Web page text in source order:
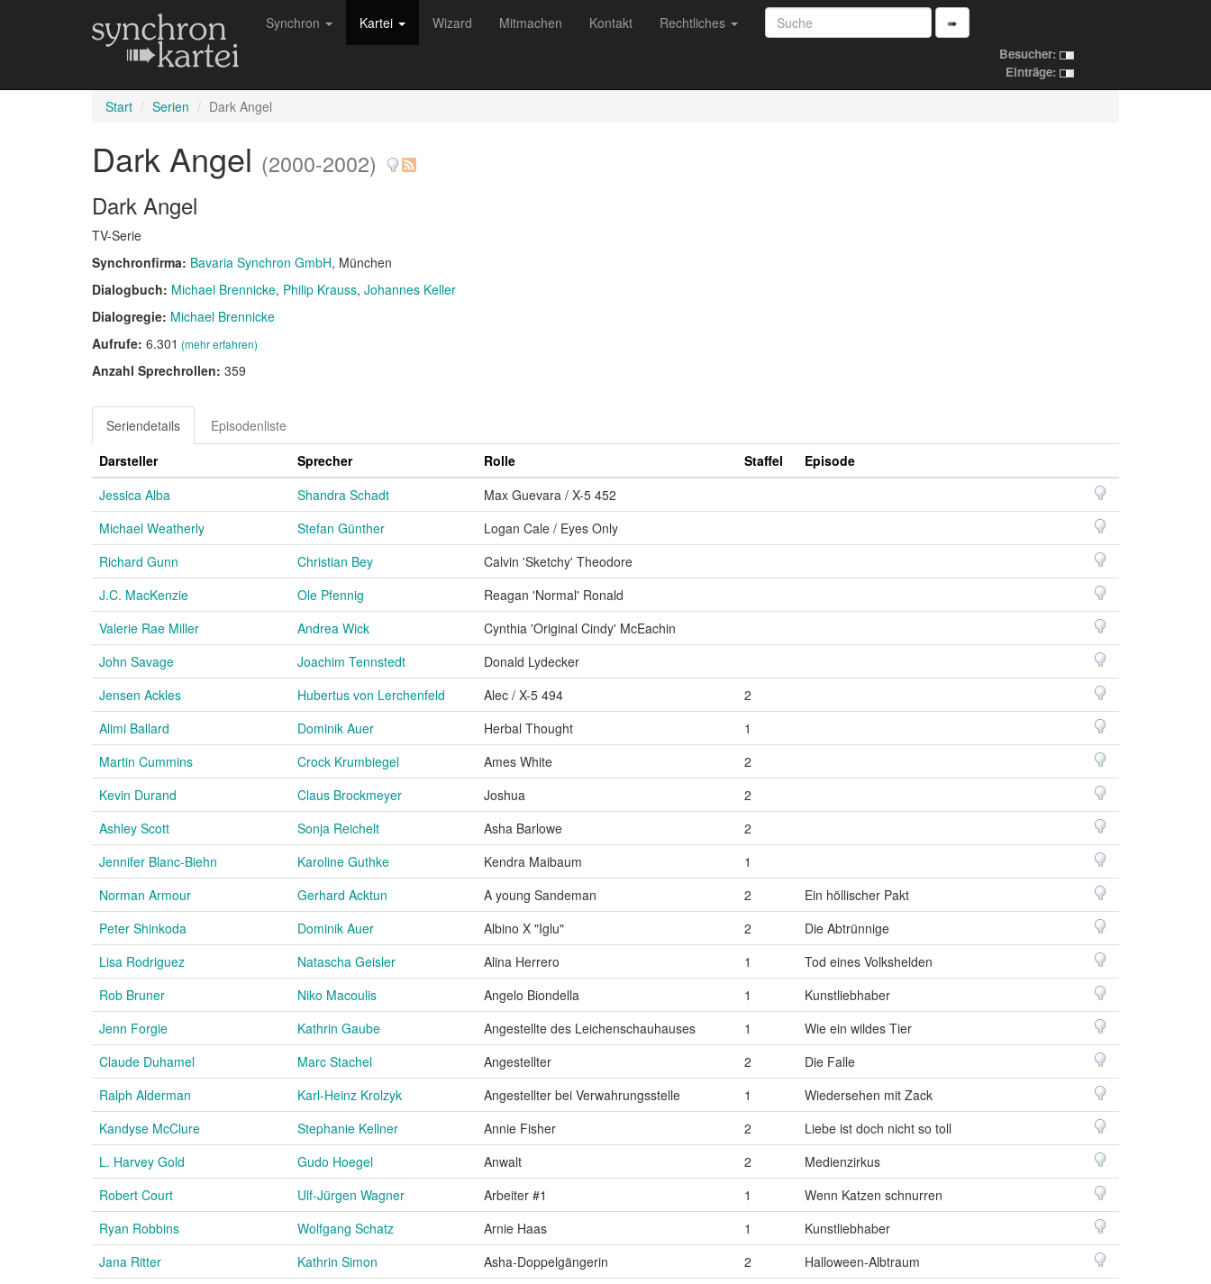
Synchron Kartei Wizard Mitmachen Kontakt Rechtliches ➠
Besucher:
Einträge:
Start Serien Dark Angel
Dark Angel (2000-2002)
Dark Angel
TV-Serie
Synchronfirma: Bavaria Synchron GmbH, München
Dialogbuch: Michael Brennicke Philip Krauss Johannes Keller
Dialogregie: Michael Brennicke
Aufrufe: 6.301 (mehr erfahren)
Anzahl Sprechrollen: 359
Seriendetails
Episodenliste
Darsteller
Sprecher Rolle Staffel
Episode
Jessica Alba
Shandra Schadt
Max Guevara / X-5 452
Michael Weatherly
Stefan Günther
Logan Cale / Eyes Only
Richard Gunn
Christian Bey
Calvin 'Sketchy' Theodore
J.C. MacKenzie
Ole Pfennig
Reagan 'Normal' Ronald
Valerie Rae Miller
Andrea Wick
Cynthia 'Original Cindy' McEachin
John Savage
Joachim Tennstedt
Donald Lydecker
Jensen Ackles
Hubertus von Lerchenfeld Alec / X-5 494
2
Alimi Ballard
Dominik Auer Herbal Thought
1
Martin Cummins
Crock Krumbiegel Ames White
2
Kevin Durand
Claus Brockmeyer Joshua
2
Ashley Scott
Sonja Reichelt Asha Barlowe
2
Jennifer Blanc-Biehn
Karoline Guthke Kendra Maibaum
1
Norman Armour
Gerhard Acktun A young Sandeman 2
Ein höllischer Pakt
Peter Shinkoda
Dominik Auer Albino X "Iglu" 2
Die Abtrünnige
Lisa Rodriguez
Natascha Geisler Alina Herrero 1
Tod eines Volkshelden
Rob Bruner
Niko Macoulis Angelo Biondella 1
Kunstliebhaber
Jenn Forgie
Kathrin Gaube Angestellte des Leichenschauhauses 1
Wie ein wildes Tier
Claude Duhamel
Marc Stachel Angestellter 2
Die Falle
Ralph Alderman
Karl-Heinz Krolzyk Angestellter bei Verwahrungsstelle 1
Wiedersehen mit Zack
Kandyse McClure
Stephanie Kellner Annie Fisher 2
Liebe ist doch nicht so toll
L. Harvey Gold
Gudo Hoegel Anwalt 2
Medienzirkus
Robert Court
Ulf-Jürgen Wagner Arbeiter #1 1
Wenn Katzen schnurren
Ryan Robbins
Wolfgang Schatz Arnie Haas 1
Kunstliebhaber
Jana Ritter
Kathrin Simon Asha-Doppelgängerin 2
Halloween-Albtraum